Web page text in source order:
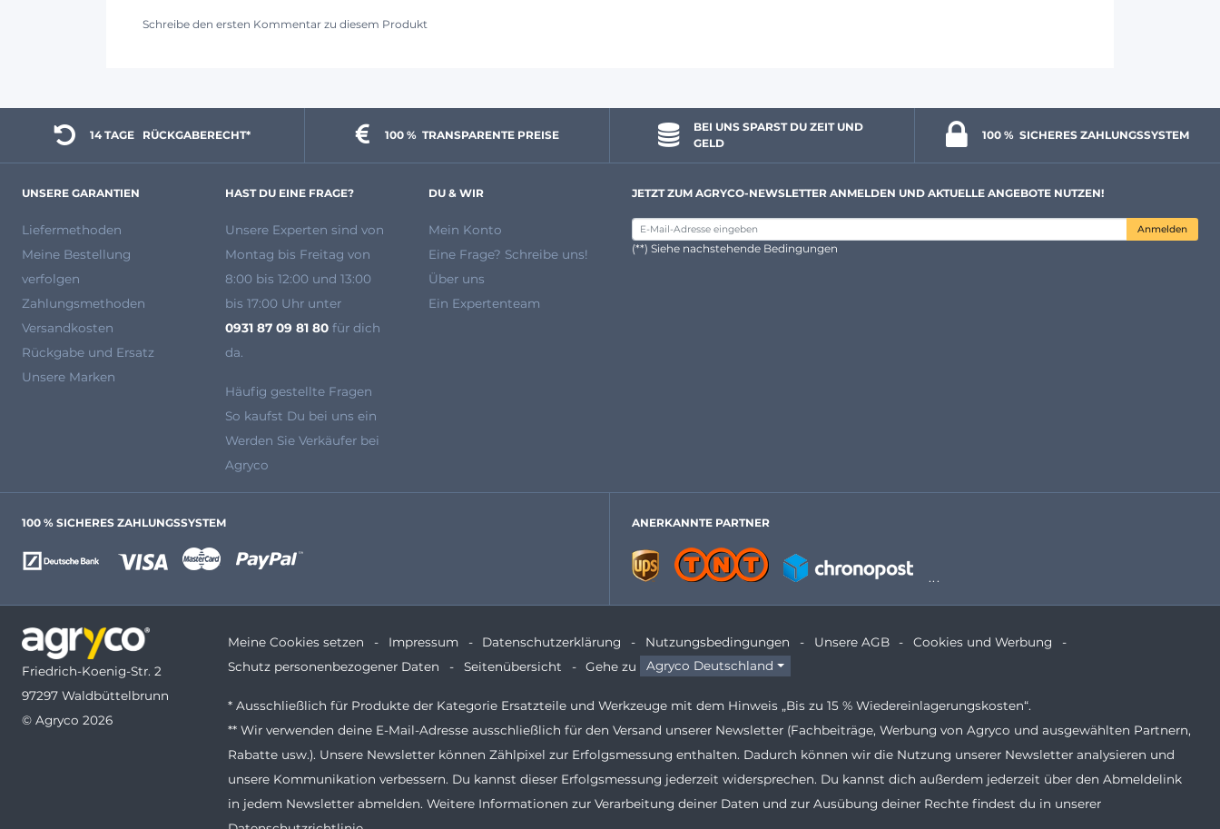
Schreibe den ersten Kommentar zu diesem Produkt
14 TAGE
  RÜCKGABERECHT*
100 % TRANSPARENTE PREISE
BEI UNS SPARST DU ZEIT UND
GELD
100 % SICHERES ZAHLUNGSSYSTEM
UNSERE GARANTIEN
Liefermethoden
Meine Bestellung
verfolgen
Zahlungsmethoden
Versandkosten
Rückgabe und Ersatz
Unsere Marken
HAST DU EINE FRAGE?
Unsere Experten sind von
Montag bis Freitag von
8:00 bis 12:00 und 13:00
bis 17:00 Uhr unter
0931 87 09 81 80 für dich
da.
Häufig gestellte Fragen
So kaufst Du bei uns ein
Werden Sie Verkäufer bei
Agryco
DU & WIR
Mein Konto
Eine Frage? Schreibe uns!
Über uns
Ein Expertenteam
JETZT ZUM AGRYCO-NEWSLETTER ANMELDEN UND AKTUELLE ANGEBOTE NUTZEN!
Anmelden
(**) Siehe nachstehende Bedingungen
100 % SICHERES ZAHLUNGSSYSTEM ANERKANNTE PARTNER
Friedrich-Koenig-Str. 2
97297 Waldbüttelbrunn
© Agryco 2026
Meine Cookies setzen Impressum Datenschutzerklärung Nutzungsbedingungen Unsere AGB
Cookies und Werbung
Schutz personenbezogener Daten
Seitenübersicht Gehe zu Agryco Deutschland
* Ausschließlich für Produkte der Kategorie Ersatzteile und Werkzeuge mit dem Hinweis „Bis zu 15 % Wiedereinlagerungskosten“.
** Wir verwenden deine E-Mail-Adresse ausschließlich für den Versand unserer Newsletter (Fachbeiträge, Werbung von Agryco und ausgewählten Partnern,
Rabatte usw.). Unsere Newsletter können Zählpixel zur Erfolgsmessung enthalten. Dadurch können wir die Nutzung unserer Newsletter analysieren und
unsere Kommunikation verbessern. Du kannst dieser Erfolgsmessung jederzeit widersprechen. Du kannst dich außerdem jederzeit über den Abmeldelink
in jedem Newsletter abmelden. Weitere Informationen zur Verarbeitung deiner Daten und zur Ausübung deiner Rechte findest du in unserer